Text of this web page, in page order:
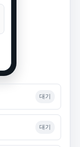
대기
대기